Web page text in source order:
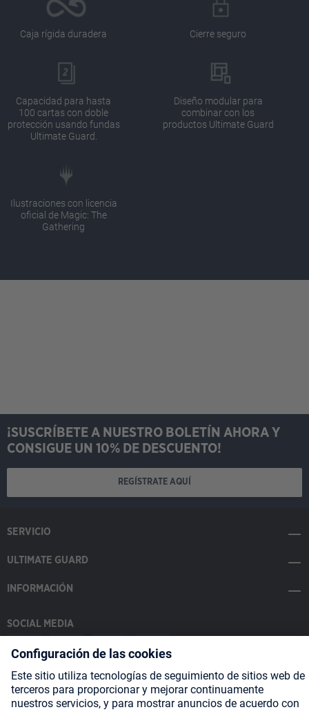
Caja rígida duradera Cierre seguro
Capacidad para hasta
100 cartas con doble
protección usando fundas
Ultimate Guard.
Diseño modular para
combinar con los
productos Ultimate Guard
Ilustraciones con licencia
oficial de Magic: The
Gathering
¡SUSCRÍBETE A NUESTRO BOLETÍN AHORA Y
CONSIGUE UN 10% DE DESCUENTO!
REGÍSTRATE AQUÍ
SERVICIO
ULTIMATE GUARD
INFORMACIÓN
SOCIAL MEDIA
Payment Methods